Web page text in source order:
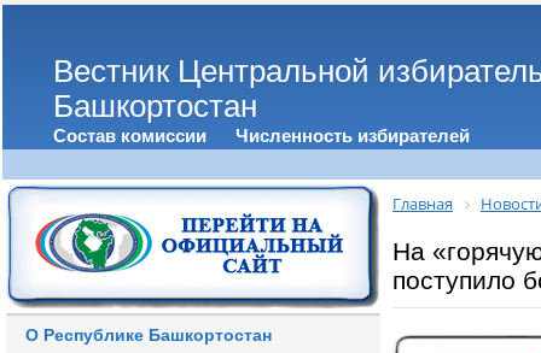
Вестник Центральной
Башкортостан
Состав комиссии Численность избирателей
О Республике Башкортостан
Главная
На
поступило